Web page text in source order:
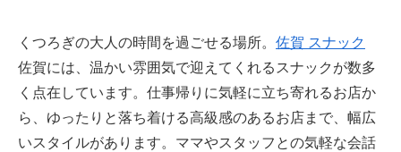
くつろぎの大人の時間を過ごせる場所。 佐賀 スナック
佐賀には、温かい雰囲気で迎えてくれるスナックが数多
く点在しています。仕事帰りに気軽に立ち寄れるお店か
ら、ゆったりと落ち着ける高級感のあるお店まで、幅広
いスタイルがあります。ママやスタッフとの気軽な会話